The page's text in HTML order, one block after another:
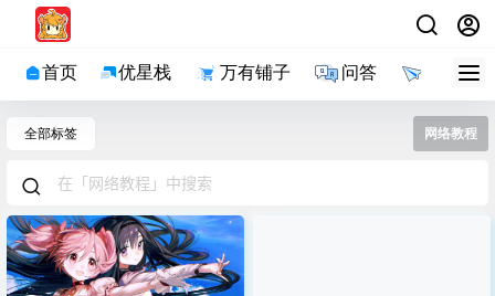
首页 优星栈 万有铺子 问答 导航
全部标签 网络教程